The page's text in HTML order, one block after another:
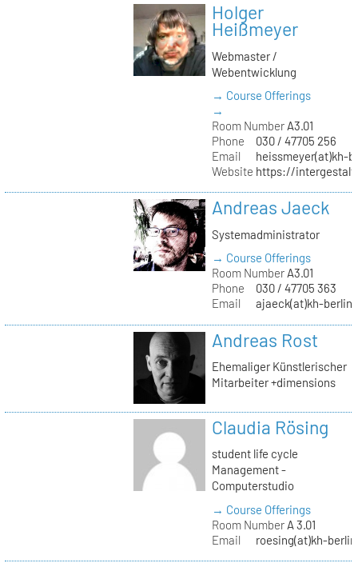
Holger
Heißmeyer
Webmaster /
Webentwicklung
→ Course Offerings
→
Room NumberA3.01
Phone
030 / 47705 256
Email
heissmeyer(at)kh-
Website https://
Andreas Jaeck
Systemadministrator
→ Course Offerings
Room NumberA3.01
Phone
030 / 47705 363
Email
ajaeck(at)kh-
Andreas Rost
Ehemaliger Künstlerischer
Mitarbeiter +dimensions
Claudia Rösing
student life cycle
Management -
Computerstudio
→ Course Offerings
Room NumberA 3.01
Email
roesing(at)kh-